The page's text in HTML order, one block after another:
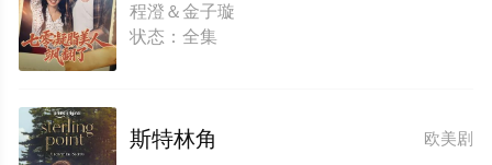
程澄＆金子璇
状态：全集
欧美剧
斯特林角